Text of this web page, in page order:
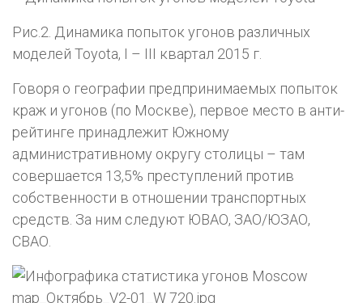
Рис.2. Динамика попыток угонов различных
моделей Toyota, I – III квартал 2015 г.
Говоря о географии предпринимаемых попыток
краж и угонов (по Москве), первое место в анти-
рейтинге принадлежит Южному
административному округу столицы – там
совершается 13,5% преступлений против
собственности в отношении транспортных
средств. За ним следуют ЮВАО, ЗАО/ЮЗАО,
СВАО.